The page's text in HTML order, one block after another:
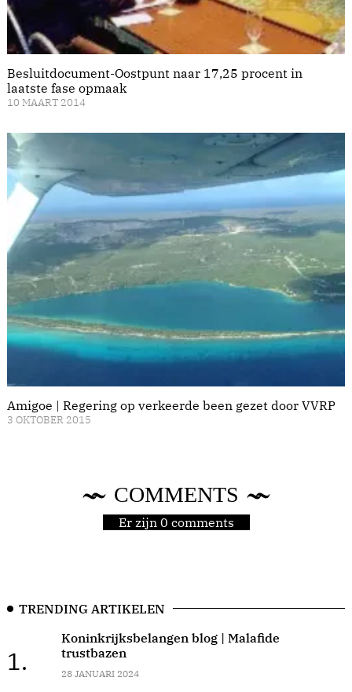
Besluitdocument-Oostpunt naar 17,25 procent in
laatste fase opmaak
10 MAART 2014
Amigoe | Regering op verkeerde been gezet door VVRP
3 OKTOBER 2015
COMMENTS
Er zijn 0 comments
TRENDING ARTIKELEN
1.
Koninkrijksbelangen blog | Malafide
trustbazen
28 JANUARI 2024